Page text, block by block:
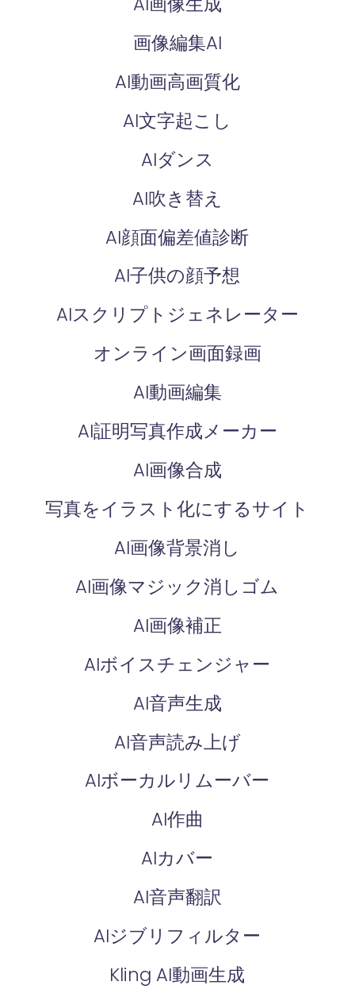
画像編集AI
AI動画高画質化
AI文字起こし
AIダンス
AI吹き替え
AI顔面偏差値診断
AI子供の顔予想
AIスクリプトジェネレーター
オンライン画面録画
AI動画編集
AI証明写真作成メーカー
AI画像合成
写真をイラスト化にするサイト
AI画像背景消し
AI画像マジック消しゴム
AI画像補正
AIボイスチェンジャー
AI音声生成
AI音声読み上げ
AIボーカルリムーバー
AI作曲
AIカバー
AI音声翻訳
AIジブリフィルター
Kling AI動画生成